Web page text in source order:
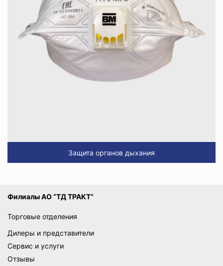
Защита органов дыхания
Филиалы АО “ТД ТРАКТ”
Торговые отделения
Дилеры и представители
Сервис и услуги
Отзывы